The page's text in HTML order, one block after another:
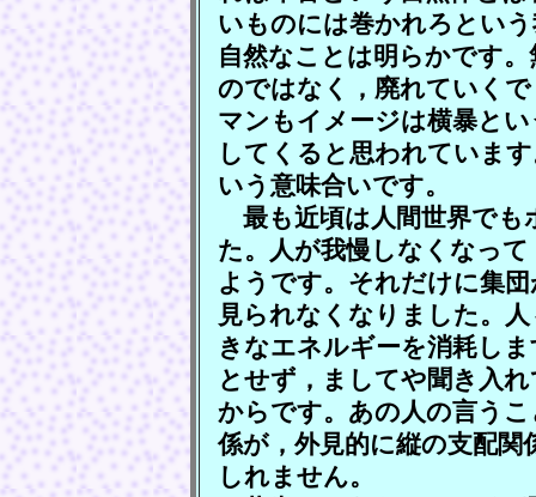
いものには巻かれろとい
自然なことは明らかです
のではなく，廃れていく
マンもイメージは横暴と
してくると思われていま
いう意味合いです。
最も近頃は人間世界でも
た。人が我慢しなくなっ
ようです。それだけに集
見られなくなりました。
きなエネルギーを消耗し
とせず，ましてや聞き入
からです。あの人の言う
係が，外見的に縦の支配
しれません。